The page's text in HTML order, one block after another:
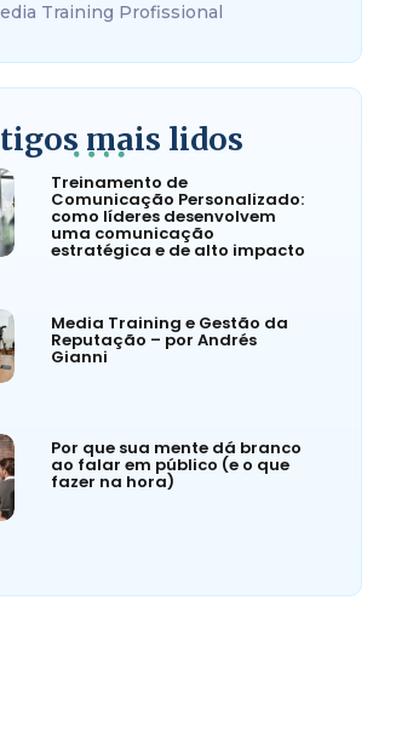
Training Profissional
mais lidos
Treinamento de
Comunicação Personalizado:
como líderes desenvolvem
uma comunicação
estratégica e de alto impacto
Media Training e Gestão da
Reputação – por Andrés
Gianni
Por que sua mente dá branco
ao falar em público (e o que
fazer na hora)